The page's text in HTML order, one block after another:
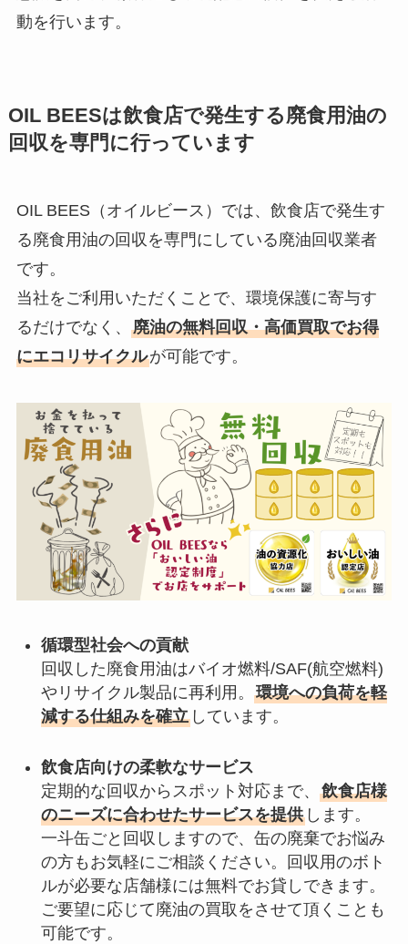
動を行います。
OIL BEESは飲食店で発生する廃食用油の
回収を専門に行っています
OIL BEES（オイルビース）では、飲食店で発生す
る廃食用油の回収を専門にしている廃油回収業者
です。
当社をご利用いただくことで、環境保護に寄与す
るだけでなく、 廃油の無料回収・高価買取でお得
にエコリサイクルが可能です。
循環型社会への貢献
回収した廃食用油はバイオ燃料/SAF(航空燃料)
やリサイクル製品に再利用。 環境への負荷を軽
減する仕組みを確立しています。
飲食店向けの柔軟なサービス
定期的な回収からスポット対応まで、 飲食店様
のニーズに合わせたサービスを提供します。
一斗缶ごと回収しますので、缶の廃棄でお悩み
の方もお気軽にご相談ください。回収用のボト
ルが必要な店舗様には無料でお貸しできます。
ご要望に応じて廃油の買取をさせて頂くことも
可能です。